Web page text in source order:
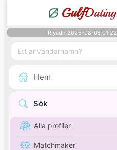
GulfDating
Riyadh 2026-08-08 01:22
Hem
Sök
Alla profiler
Matchmaker